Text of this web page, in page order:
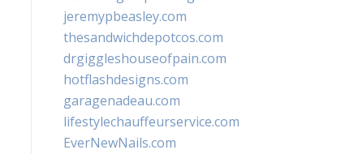
jeremypbeasley.com
thesandwichdepotcos.com
drgiggleshouseofpain.com
hotflashdesigns.com
garagenadeau.com
lifestylechauffeurservice.com
EverNewNails.com